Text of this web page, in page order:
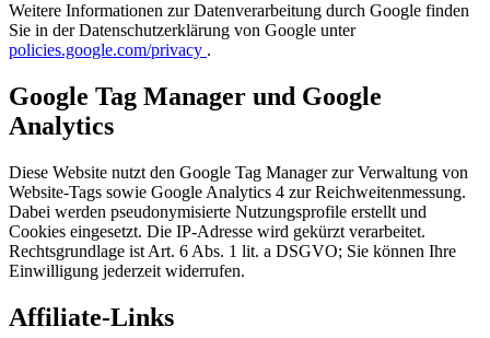
Weitere Informationen zur Datenverarbeitung durch Google finden
Sie in der Datenschutzerklärung von Google unter
policies.google.com/privacy .
Google Tag Manager und Google
Analytics
Diese Website nutzt den Google Tag Manager zur Verwaltung von
Website-Tags sowie Google Analytics 4 zur Reichweitenmessung.
Dabei werden pseudonymisierte Nutzungsprofile erstellt und
Cookies eingesetzt. Die IP-Adresse wird gekürzt verarbeitet.
Rechtsgrundlage ist Art. 6 Abs. 1 lit. a DSGVO; Sie können Ihre
Einwilligung jederzeit widerrufen.
Affiliate-Links